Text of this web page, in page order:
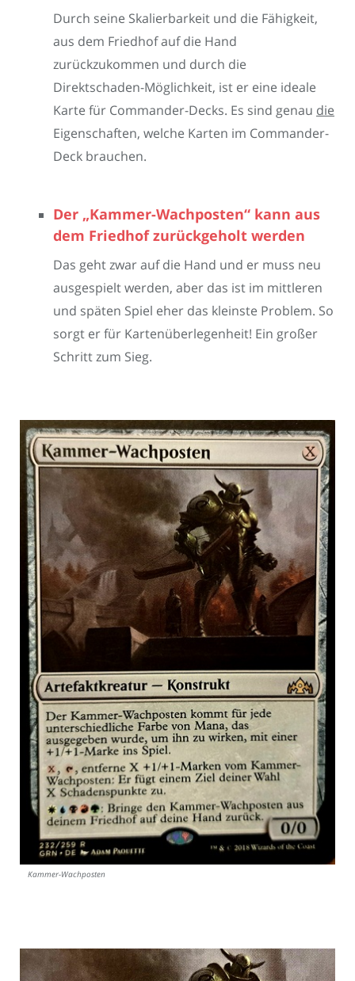
Durch seine Skalierbarkeit und die Fähigkeit,
aus dem Friedhof auf die Hand
zurückzukommen und durch die
Direktschaden-Möglichkeit, ist er eine ideale
Karte für Commander-Decks. Es sind genau die
Eigenschaften, welche Karten im Commander-
Deck brauchen.
Der „Kammer-Wachposten“ kann aus
dem Friedhof zurückgeholt werden
Das geht zwar auf die Hand und er muss neu
ausgespielt werden, aber das ist im mittleren
und späten Spiel eher das kleinste Problem. So
sorgt er für Kartenüberlegenheit! Ein großer
Schritt zum Sieg.
Kammer-Wachposten